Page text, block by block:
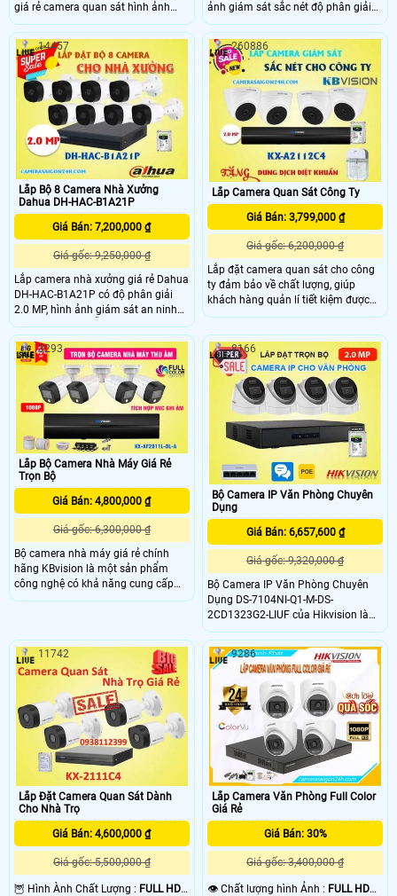
giá rẻ camera quan sát hình ảnh
sắc nét với độ phân giải 2MP Full
HD 1080P hồng ngoại 20m camera
được thiết kế thân trụ cố định cứng
cáp chuẩn IP67 phù hợp lắp đặt cả
trong nhà và ngoài trời.
ảnh giám sát sắc nét độ phân giải
Full HD 1080P, camera tích hợp
micro hỗ trợ ghi âm thanh rõ ràng
và đặc biệt hơn là công nghệ ánh
sáng kép thông minh. Với tầm xa
đèn led trắng: 20m, tầm xa hồng
ngoại 30m, camera sẽ ghi lại toàn
bộ nhà xưởng có màu sắc sinh
động và đảm bảo an ninh tối ưu
Lắp Bộ 8 Camera Nhà Xưởng
Dahua DH-HAC-B1A21P
Giá Bán: 7,200,000 ₫
Giá gốc: 9,250,000 ₫
Lắp camera nhà xưởng giá rẻ Dahua
DH-HAC-B1A21P có độ phân giải
2.0 MP, hình ảnh giám sát an ninh
rõ ràng chi tiết, hỗ trợ IP 67 hoạt
động ngoài trời chống nước, bụi
bẩn. Camera nhà xưởng Dahua DH-
HAC-B1A21P phù hợp lắp đặt cho
môi trường thời tiết khắc nghiệt như
ngoài trời, nhà xưởng, công trình, .
14457
Lắp Camera Quan Sát Công Ty
Giá Bán: 3,799,000 ₫
Giá gốc: 6,200,000 ₫
Lắp đặt camera quan sát cho công
ty đảm bảo về chất lượng, giúp
khách hàng quản lí tiết kiệm được
thời gian, chi phí đạt hiệu quả cao
quan sát văn phòng công ty giám
sát nhân viên từ xa qua điện thoại
hiệu quả thương hiệu camera
KBVSION chính hãng chất lượng
FULL HD 1080P ổn định giá rẻ hiệu
quả cao.
260886
Lắp Bộ Camera Nhà Máy Giá Rẻ
Trọn Bộ
Giá Bán: 4,800,000 ₫
Giá gốc: 6,300,000 ₫
Bộ camera nhà máy giá rẻ chính
hãng KBvision là một sản phẩm
công nghệ có khả năng cung cấp
thông tin chi tiết và đầy đủ về việc
âm, giúp ghi lại tiếng nói và âm
thanh trong khu vực được giám sát.
3293
Bộ Camera IP Văn Phòng Chuyên
Dụng
Giá Bán: 6,657,600 ₫
Giá gốc: 9,320,000 ₫
Bộ Camera IP Văn Phòng Chuyên
Dụng DS-7104NI-Q1-M-DS-
2CD1323G2-LIUF của Hikvision là
lựa chọn tối ưu cho việc giám sát an
ninh trong môi trường văn phòng.
Với độ nét lên đến 2.0 full HD 1080
cho ra hình ảnh sắc nét, chi tiết và
chất lượng cao
8166
Lắp Đặt Camera Quan Sát Dành
Cho Nhà Trọ
Giá Bán: 4,600,000 ₫
Giá gốc: 5,500,000 ₫
🦉 Hình Ành Chất Lượng : FULL HD
11742
Lắp Camera Văn Phòng Full Color
Giá Rẻ
Giá Bán: 30%
Giá gốc: 3,400,000 ₫
👁 Chất lượng hình Ảnh : FULL HD
9286